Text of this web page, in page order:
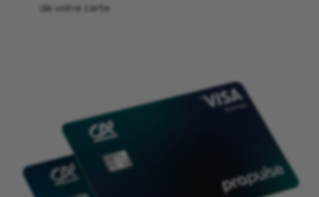
de votre carte